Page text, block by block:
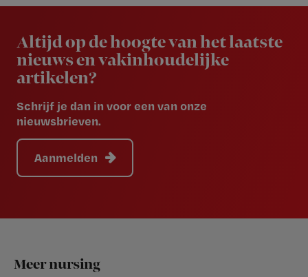
Altijd op de hoogte van het laatste
nieuws en vakinhoudelijke
artikelen?
Schrijf je dan in voor een van onze
nieuwsbrieven.
Aanmelden
Footer
Meer nursing